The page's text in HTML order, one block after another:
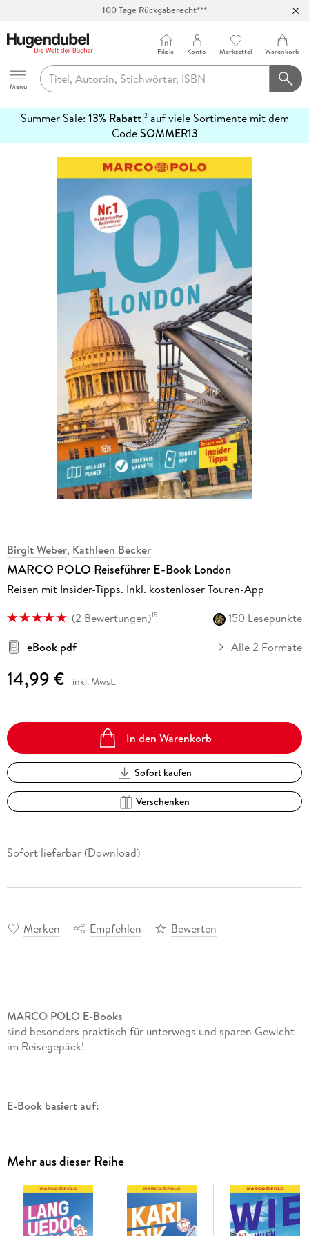
100 Tage Rückgaberecht***
Hugendubel
Menu
Filiale Konto Merkzettel Warenkorb
Summer Sale: 13% Rabatt12auf viele Sortimente mit dem
CodeSOMMER13
erfahren
Birgit Weber, Kathleen Becker
MARCO POLO Reiseführer E-Book London
Reisen mit Insider-Tipps. Inkl. kostenloser Touren-App
(2 Bewertungen)15
150 Lesepunkte
eBook pdf
Alle 2 Formate
14,99 € inkl. Mwst.
In den Warenkorb
Sofort kaufen
Verschenken
Sofort lieferbar (Download)
Merken Empfehlen Bewerten
MARCO POLO E-Books
sind besonders praktisch für unterwegs und sparen Gewicht
im Reisegepäck!
E-Book basiert auf:
MARCO POLO Reiseführer London entdecken
London perfekt im Überblick: Auf den Spuren von Julia
Roberts und Hugh Grant durch Notting Hill wandeln, im
Mehr aus dieser Reihe